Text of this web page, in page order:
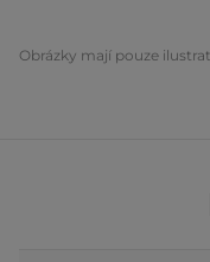
Obrázky mají pouze